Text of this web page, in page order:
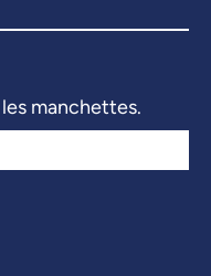
manchettes.